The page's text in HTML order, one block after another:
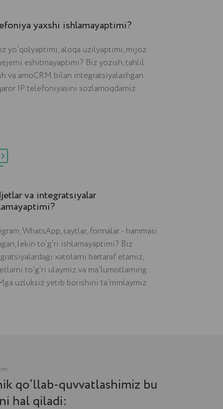
yaxshi ishlamayaptimi?
yo‘qolyaptimi, aloqa uzilyaptimi, mijoz
eshitmayaptimi? Biz yozish, tahlil
va amoCRM bilan integratsiyalashgan
IP telefoniyasini sozlamoqdamiz.
va integratsiyalar
WhatsApp, saytlar, formalar - hammasi
lekin to‘g‘ri ishlamayaptimi? Biz
xatolarni bartaraf etamiz,
to‘g‘ri ulaymiz va ma’lumotlarning
uzluksiz yetib borishini ta’minlaymiz.
bu